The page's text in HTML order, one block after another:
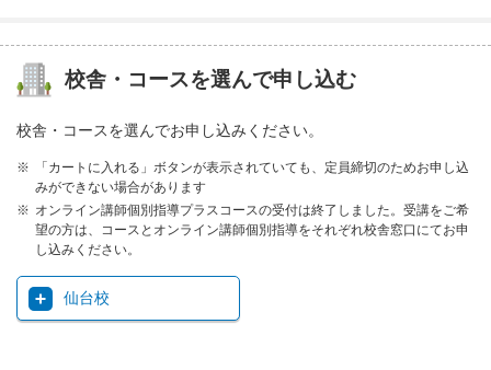
校舎・コースを選んで申し込む
校舎・コースを選んでお申し込みください。
「カートに入れる」ボタンが表示されていても、定員締切のためお申し込
みができない場合があります
オンライン講師個別指導プラスコースの受付は終了しました。受講をご希
望の方は、コースとオンライン講師個別指導をそれぞれ校舎窓口にてお申
し込みください。
仙台校